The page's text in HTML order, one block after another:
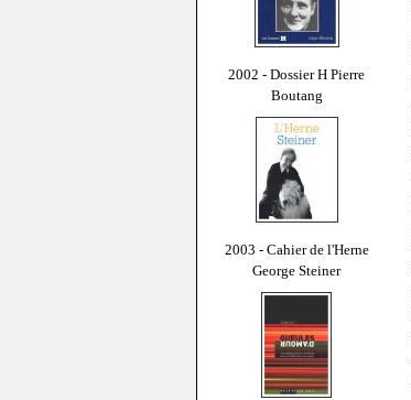
2002 - Dossier H Pierre
Boutang
2003 - Cahier de l'Herne
George Steiner